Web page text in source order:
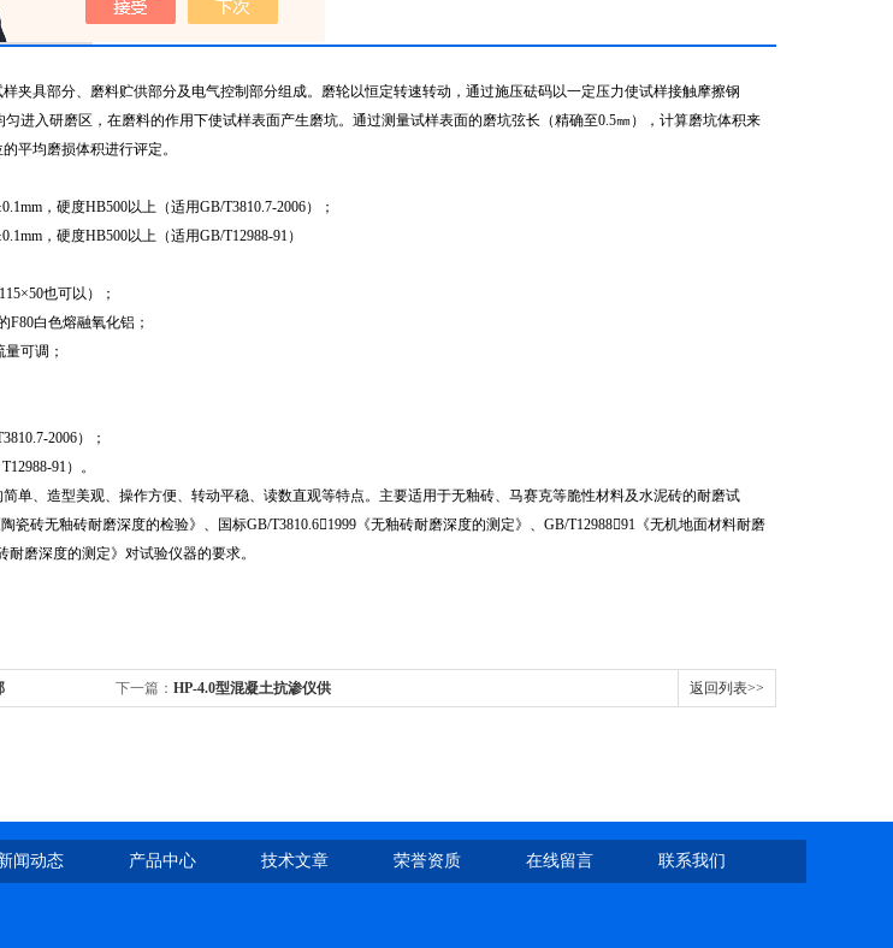
留言询价
夹具部分、磨料贮供部分及电气控制部分组成。磨轮以恒定转速转动，通过施压砝码以一定压力使试样接触摩擦钢
匀进入研磨区，在磨料的作用下使试样表面产生磨坑。通过测量试样表面的磨坑弦长（精确至0.5㎜），计算磨坑体积来
平均磨损体积进行评定。
，硬度HB500以上（适用GB/T3810.7-2006）；
，硬度HB500以上（适用GB/T12988-91）
也可以）；
白色熔融氧化铝；
可调；
2006）；
91）。
单、造型美观、操作方便、转动平稳、读数直观等特点。主要适用于无釉砖、马赛克等脆性材料及水泥砖的耐磨试
瓷砖无釉砖耐磨深度的检验》、国标GB/T3810.61999《无釉砖耐磨深度的测定》、GB/T1298891《无机地面材料耐磨
磨深度的测定》对试验仪器的要求。
下一篇： HP-4.0型混凝土抗渗仪供 返回列表>>
闻动态 产品中心 技术文章 荣誉资质 在线留言 联系我们